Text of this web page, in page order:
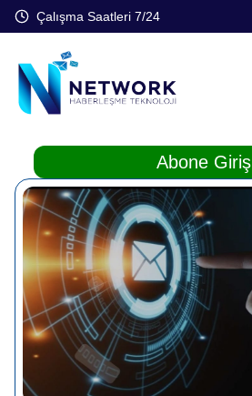
Çalışma Saatleri 7/24
Abone Giriş